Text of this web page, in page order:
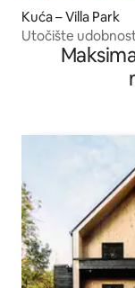
Kuća – Villa Park
Utočište